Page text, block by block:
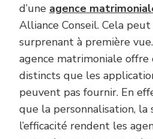
d’une agence
Alliance Conseil. Cela
surprenant à première
agence matrimoniale offre
distincts que les
peuvent pas fournir. En
que la personnalisation, la
l’efficacité rendent les